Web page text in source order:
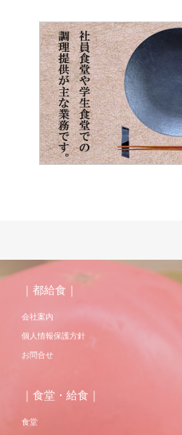
｜都給食｜
会社案内
個人情報保護方針
お問合せ
｜食堂・給食｜
食堂